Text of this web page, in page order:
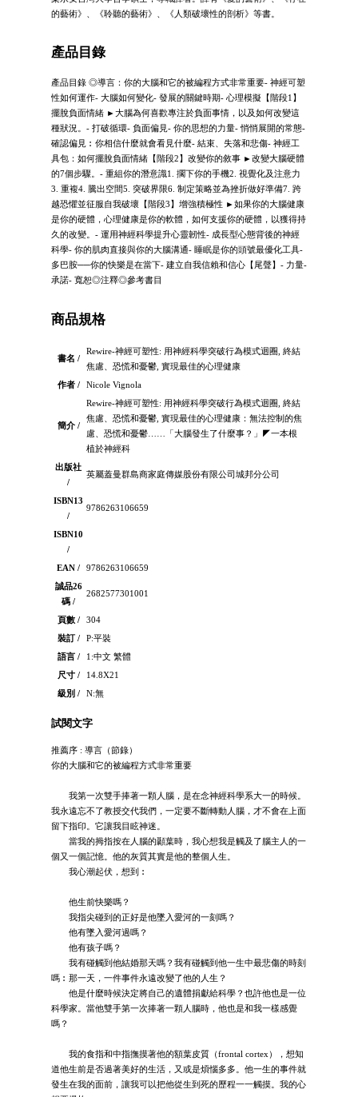
的藝術》、《聆聽的藝術》、《人類破壞性的剖析》等書。
產品目錄
產品目錄 ◎導言：你的大腦和它的被編程方式非常重要- 神經可塑
性如何運作- 大腦如何變化- 發展的關鍵時期- 心理模擬【階段1】
擺脫負面情緒 ►大腦為何喜歡專注於負面事情，以及如何改變這
種狀況。- 打破循環- 負面偏見- 你的思想的力量- 悄悄展開的常態-
確認偏見︰你相信什麼就會看見什麼- 結束、失落和悲傷- 神經工
具包：如何擺脫負面情緒【階段2】改變你的敘事 ►改變大腦硬體
的7個步驟。- 重組你的潛意識1. 擱下你的手機2. 視覺化及注意力
3. 重複4. 騰出空間5. 突破界限6. 制定策略並為挫折做好準備7. 跨
越恐懼並征服自我破壞【階段3】增強積極性 ►如果你的大腦健康
是你的硬體，心理健康是你的軟體，如何支援你的硬體，以獲得持
久的改變。- 運用神經科學提升心靈韌性- 成長型心態背後的神經
科學- 你的肌肉直接與你的大腦溝通- 睡眠是你的頭號最優化工具-
多巴胺──你的快樂是在當下- 建立自我信賴和信心【尾聲】- 力量-
承諾- 寬恕◎注釋◎參考書目
商品規格
書名 /
Rewire-神經可塑性: 用神經科學突破行為模式迴圈, 終結
焦慮、恐慌和憂鬱, 實現最佳的心理健康
作者 /
Nicole Vignola
簡介 /
Rewire-神經可塑性: 用神經科學突破行為模式迴圈, 終結
焦慮、恐慌和憂鬱, 實現最佳的心理健康：無法控制的焦
慮、恐慌和憂鬱……「大腦發生了什麼事？」◤一本根
植於神經科
出版社
/
英屬蓋曼群島商家庭傳媒股份有限公司城邦分公司
ISBN13
/
9786263106659
ISBN10
/
EAN /
9786263106659
誠品26
碼 /
2682577301001
頁數 /
304
裝訂 /
P:平裝
語言 /
1:中文 繁體
尺寸 /
14.8X21
級別 /
N:無
試閱文字
推薦序 : 導言（節錄）
你的大腦和它的被編程方式非常重要
我第一次雙手捧著一顆人腦，是在念神經科學系大一的時候。
我永遠忘不了教授交代我們，一定要不斷轉動人腦，才不會在上面
留下指印。它讓我目眩神迷。
當我的拇指按在人腦的顳葉時，我心想我是觸及了腦主人的一
個又一個記憶。他的灰質其實是他的整個人生。
我心潮起伏，想到︰
他生前快樂嗎？
我指尖碰到的正好是他墜入愛河的一刻嗎？
他有墜入愛河過嗎？
他有孩子嗎？
我有碰觸到他結婚那天嗎？我有碰觸到他一生中最悲傷的時刻
嗎︰那一天，一件事件永遠改變了他的人生？
他是什麼時候決定將自己的遺體捐獻給科學？也許他也是一位
科學家。當他雙手第一次捧著一顆人腦時，他也是和我一樣感覺
嗎？
我的食指和中指撫摸著他的額葉皮質（frontal cortex），想知
道他生前是否過著美好的生活，又或是煩惱多多。他一生的事件就
發生在我的面前，讓我可以把他從生到死的歷程一一觸摸。我的心